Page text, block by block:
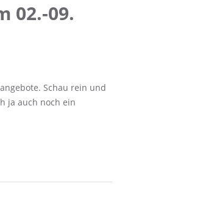
02.-09.
Schau rein und
ja auch noch ein